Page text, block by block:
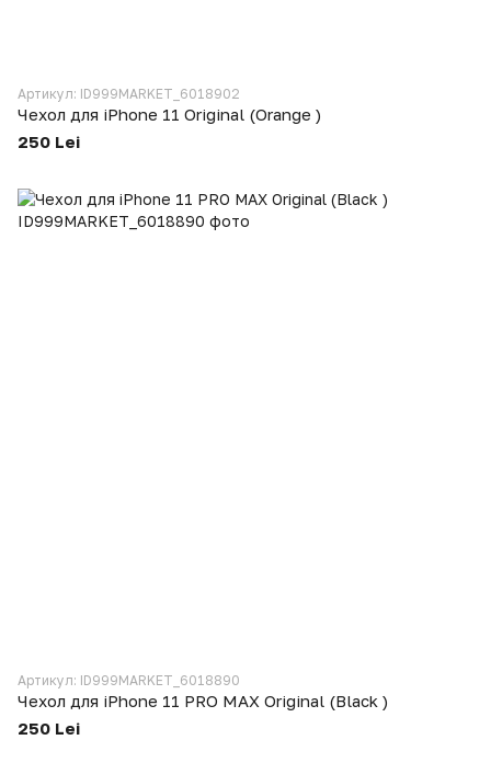
Артикул: ID999MARKET_6018902
Чехол для iPhone 11 Original (Orange )
250 Lei
Артикул: ID999MARKET_6018890
Чехол для iPhone 11 PRO MAX Original (Black )
250 Lei